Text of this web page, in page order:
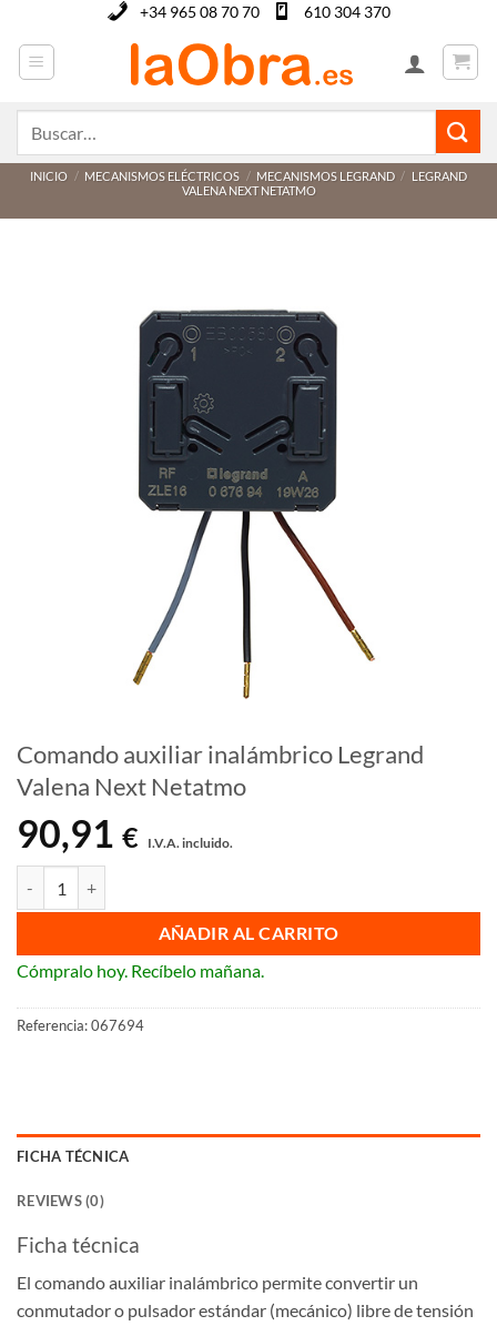
contenido
+34 965 08 70 70 610 304 370
INICIO / MECANISMOS ELÉCTRICOS / MECANISMOS LEGRAND / LEGRAND
VALENA NEXT NETATMO
Comando auxiliar inalámbrico Legrand
Valena Next Netatmo
90,91 € I.V.A. incluido.
AÑADIR AL CARRITO
Cómpralo hoy. Recíbelo mañana.
Referencia:067694
FICHA TÉCNICA
REVIEWS (0)
Ficha técnica
El comando auxiliar inalámbrico permite convertir un
conmutador o pulsador estándar (mecánico) libre de tensión